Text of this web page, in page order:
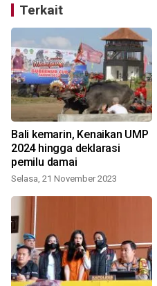
Terkait
Bali kemarin, Kenaikan UMP
2024 hingga deklarasi
pemilu damai
Selasa, 21 November 2023